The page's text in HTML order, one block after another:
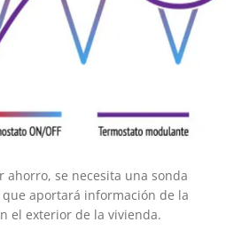
ahorro, se necesita una sonda
aportará información de la
el exterior de la vivienda.